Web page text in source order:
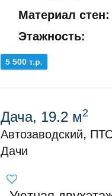
Материал стен:
Этажность:
5 500 т.р.
Дача, 19.2 м2
Автозаводский,
Дачи